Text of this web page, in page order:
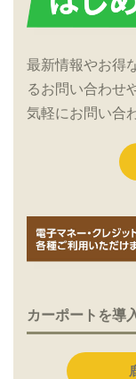
最新情報やお得
るお問い合わせ
気軽にお問い合
カーポートを導